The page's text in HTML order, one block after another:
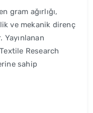
gram ağırlığı,
ve mekanik direnç
Yayınlanan
Research
sahip